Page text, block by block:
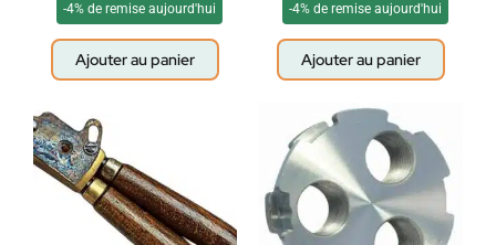
-4% de remise aujourd'hui
Ajouter au panier
-4% de remise aujourd'hui
Ajouter au panier